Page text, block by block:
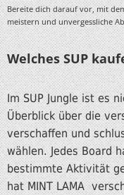
Bereite dich darauf vor, mit dem
meistern und unvergessliche
Welches SUP
Im SUP Jungle ist es
Überblick über die
verschaffen und
wählen. Jedes Board
bestimmte Aktivität
hat MINT LAMA